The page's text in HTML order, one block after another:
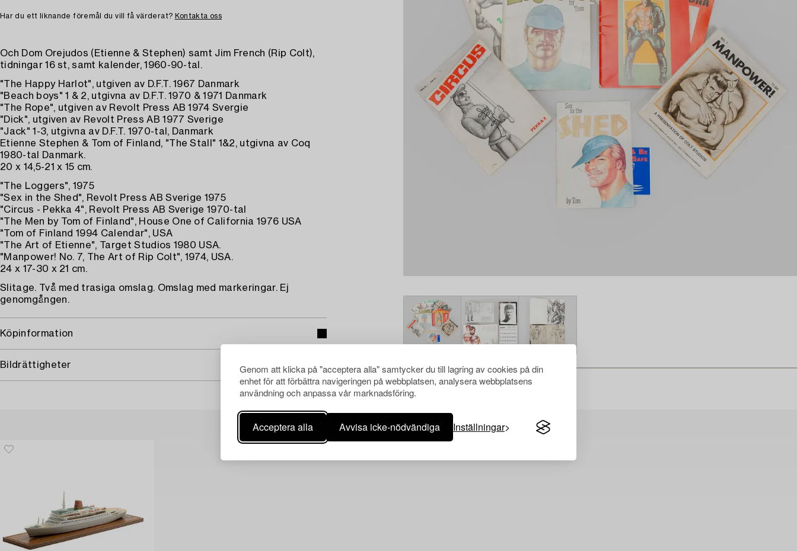
Genom att klicka på "acceptera alla" samtycker du till lagring av cookies på din
enhet för att förbättra navigeringen på webbplatsen, analysera webbplatsens
användning och anpassa vår marknadsföring.
Acceptera alla Avvisa icke-nödvändiga Inställningar
Har du ett liknande föremål du vill få värderat? Kontakta oss
Och Dom Orejudos (Etienne & Stephen) samt Jim French (Rip Colt),
tidningar 16 st, samt kalender, 1960-90-tal.
"The Happy Harlot", utgiven av D.F.T. 1967 Danmark
"Beach boys" 1 & 2, utgivna av D.F.T. 1970 & 1971 Danmark
"The Rope", utgiven av Revolt Press AB 1974 Svergie
"Dick", utgiven av Revolt Press AB 1977 Sverige
"Jack" 1-3, utgivna av D.F.T. 1970-tal, Danmark
Etienne Stephen & Tom of Finland, "The Stall" 1&2, utgivna av Coq
1980-tal Danmark.
20 x 14,5-21 x 15 cm.
"The Loggers", 1975
"Sex in the Shed", Revolt Press AB Sverige 1975
"Circus - Pekka 4", Revolt Press AB Sverige 1970-tal
"The Men by Tom of Finland", House One of California 1976 USA
"Tom of Finland 1994 Calendar", USA
"The Art of Etienne", Target Studios 1980 USA.
"Manpower! No. 7, The Art of Rip Colt", 1974, USA.
24 x 17-30 x 21 cm.
Slitage. Två med trasiga omslag. Omslag med markeringar. Ej
genomgången.
Köpinformation
Bildrättigheter
Andra har även tittat på